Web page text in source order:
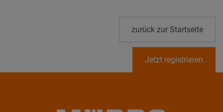
zurück zur Startseite
Jetzt registrieren